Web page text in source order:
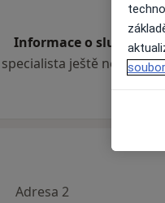
Informace o službách
ještě
Adresa 2